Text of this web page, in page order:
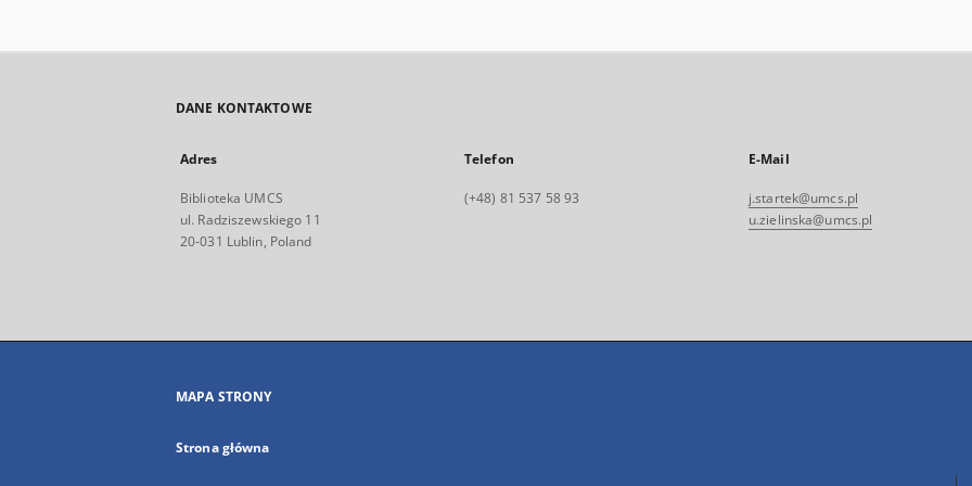
DANE KONTAKTOWE
Adres
Biblioteka UMCS
ul. Radziszewskiego 11
20-031 Lublin, Poland
Telefon
(+48) 81 537 58 93
E-Mail
j.startek@umcs.pl
u.zielinska@umcs.pl
MAPA STRONY
Strona główna